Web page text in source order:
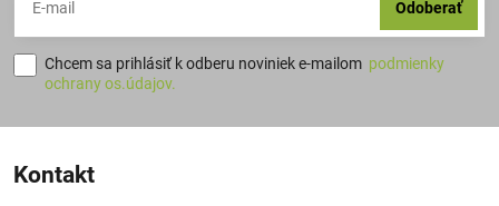
Odoberať
Chcem sa prihlásiť k odberu noviniek e-mailom podmienky
ochrany os.údajov.
Kontakt